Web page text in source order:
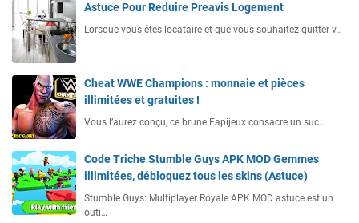
Astuce Pour Reduire Preavis Logement
Lorsque vous êtes locataire et que vous souhaitez quitter v…
Cheat WWE Champions : monnaie et pièces
illimitées et gratuites !
Vous l’aurez conçu, ce brune Fapijeux consacre un suc…
Code Triche Stumble Guys APK MOD Gemmes
illimitées, débloquez tous les skins (Astuce)
Stumble Guys: Multiplayer Royale APK MOD astuce est un
outi…